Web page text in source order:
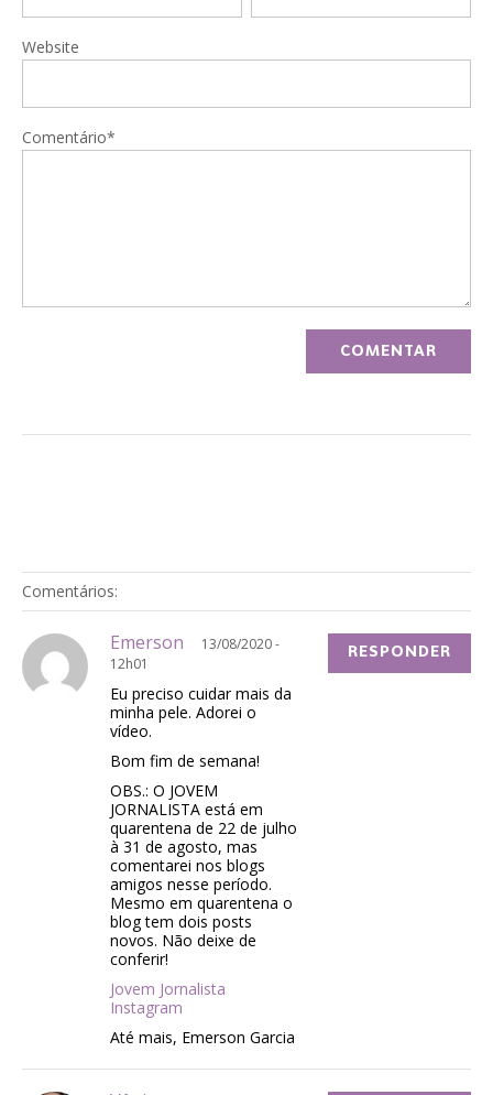
Website
Comentário*
Comentários:
Emerson
13/08/2020 -
12h01
Eu preciso cuidar mais da
minha pele. Adorei o
vídeo.
Bom fim de semana!
OBS.: O JOVEM
JORNALISTA está em
quarentena de 22 de julho
à 31 de agosto, mas
comentarei nos blogs
amigos nesse período.
Mesmo em quarentena o
blog tem dois posts
novos. Não deixe de
conferir!
Jovem Jornalista
Instagram
Até mais, Emerson Garcia
RESPONDER